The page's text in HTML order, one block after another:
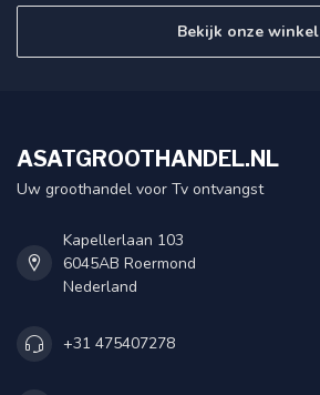
Bekijk onze winkel
ASATGROOTHANDEL.NL
Uw groothandel voor Tv ontvangst
Kapellerlaan 103
6045AB Roermond
Nederland
+31 475407278